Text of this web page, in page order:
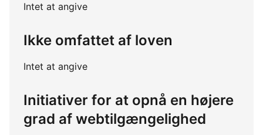
Intet at angive
Ikke omfattet af loven
Intet at angive
Initiativer for at opnå en højere
grad af webtilgængelighed